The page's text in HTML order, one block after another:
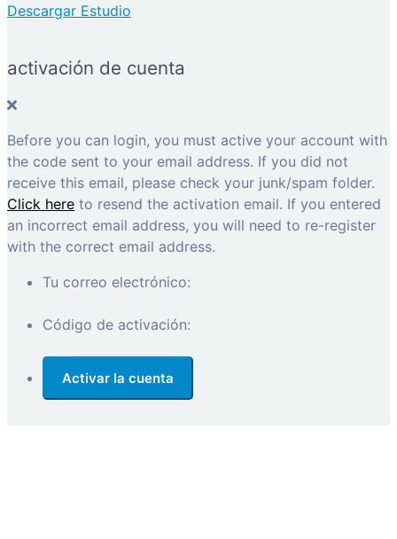
Descargar Estudio
activación de cuenta
Before you can login, you must active your account with
the code sent to your email address. If you did not
receive this email, please check your junk/spam folder.
Click here to resend the activation email. If you entered
an incorrect email address, you will need to re-register
with the correct email address.
Tu correo electrónico:
Código de activación: